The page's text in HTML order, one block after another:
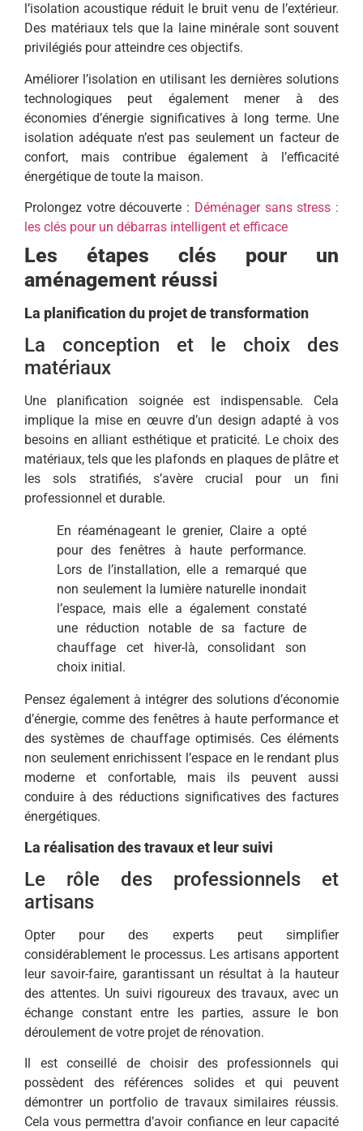
l’isolation acoustique réduit le bruit venu de l’extérieur.
Des matériaux tels que la laine minérale sont souvent
privilégiés pour atteindre ces objectifs.
Améliorer l’isolation en utilisant les dernières solutions
technologiques peut également mener à des
économies d’énergie significatives à long terme. Une
isolation adéquate n’est pas seulement un facteur de
confort, mais contribue également à l’efficacité
énergétique de toute la maison.
Prolongez votre découverte : Déménager sans stress :
les clés pour un débarras intelligent et efficace
Les étapes clés pour un
aménagement réussi
La planification du projet de transformation
La conception et le choix des
matériaux
Une planification soignée est indispensable. Cela
implique la mise en œuvre d’un design adapté à vos
besoins en alliant esthétique et praticité. Le choix des
matériaux, tels que les plafonds en plaques de plâtre et
les sols stratifiés, s’avère crucial pour un fini
professionnel et durable.
En réaménageant le grenier, Claire a opté
pour des fenêtres à haute performance.
Lors de l’installation, elle a remarqué que
non seulement la lumière naturelle inondait
l’espace, mais elle a également constaté
une réduction notable de sa facture de
chauffage cet hiver-là, consolidant son
choix initial.
Pensez également à intégrer des solutions d’économie
d’énergie, comme des fenêtres à haute performance et
des systèmes de chauffage optimisés. Ces éléments
non seulement enrichissent l’espace en le rendant plus
moderne et confortable, mais ils peuvent aussi
conduire à des réductions significatives des factures
énergétiques.
La réalisation des travaux et leur suivi
Le rôle des professionnels et
artisans
Opter pour des experts peut simplifier
considérablement le processus. Les artisans apportent
leur savoir-faire, garantissant un résultat à la hauteur
des attentes. Un suivi rigoureux des travaux, avec un
échange constant entre les parties, assure le bon
déroulement de votre projet de rénovation.
Il est conseillé de choisir des professionnels qui
possèdent des références solides et qui peuvent
démontrer un portfolio de travaux similaires réussis.
Cela vous permettra d’avoir confiance en leur capacité